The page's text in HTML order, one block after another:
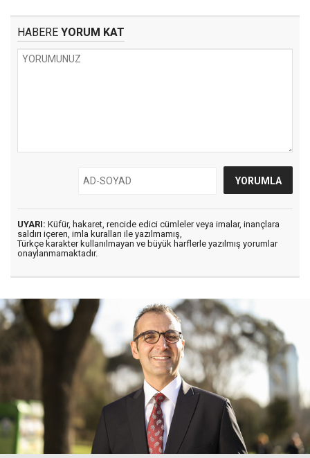
HABERE YORUM KAT
UYARI: Küfür, hakaret, rencide edici cümleler veya imalar, inançlara
saldırı içeren, imla kuralları ile yazılmamış,
Türkçe karakter kullanılmayan ve büyük harflerle yazılmış yorumlar
onaylanmamaktadır.